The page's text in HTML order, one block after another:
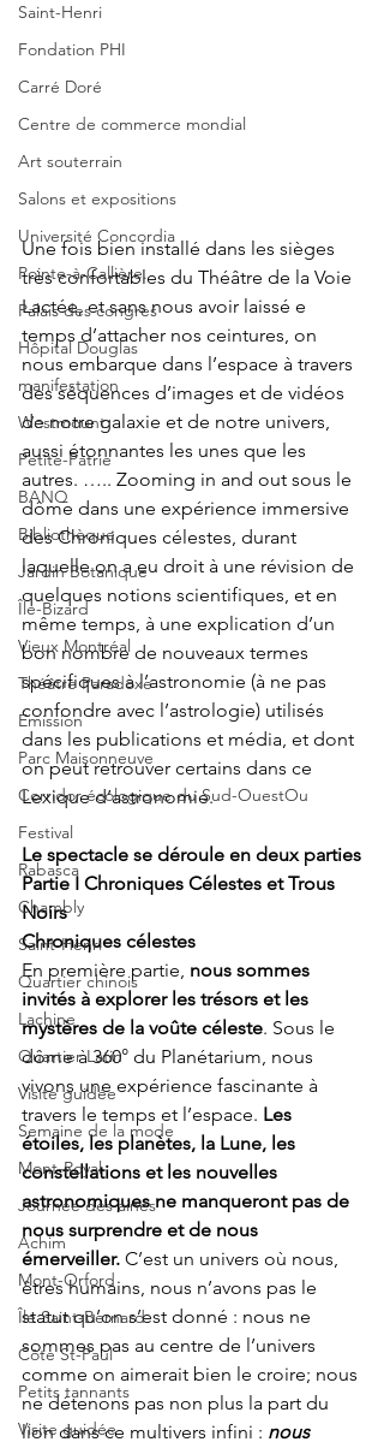
Saint-Henri
Fondation PHI
Carré Doré
Centre de commerce mondial
Art souterrain
Salons et expositions
Université Concordia
Pointe-à-Callière.
Palais des congrès
Hôpital Douglas
manifestation
Westmount
Petite-Patrie
BANQ
Bibliothèque
Jardin Botanique
Île-Bizard
Vieux Montréal
Théâtre Paradoxe
Émission
Parc Maisonneuve
Corridor écologique du Sud-OuestOu
Festival
Rabasca
Chambly
Saint-Henri
Quartier chinois
Lachine
Quartier Latin
Visite guidée
Semaine de la mode
Mont-Royal
Journée des ainés
Achim
Mont-Orford
Île Saint-Bernard
Côte St-Paul
Petits tannants
Visite guidée
Une fois bien installé dans les sièges
très confortables du Théâtre de la Voie
Lactée, et sans nous avoir laissé e
temps d’attacher nos ceintures, on
nous embarque dans l’espace à travers
des séquences d’images et de vidéos
de notre galaxie et de notre univers,
aussi étonnantes les unes que les
autres. ….. Zooming in and out sous le
dôme dans une expérience immersive
des Chroniques célestes, durant
laquelle on a eu droit à une révision de
quelques notions scientifiques, et en
même temps, à une explication d’un
bon nombre de nouveaux termes
spécifiques à l’astronomie (à ne pas
confondre avec l’astrologie) utilisés
dans les publications et média, et dont
on peut retrouver certains dans ce
Lexique d’astronomie.
Le spectacle se déroule en deux parties
Partie I Chroniques Célestes et Trous
Noirs
Chroniques célestes
En première partie, nous sommes
invités à explorer les trésors et les
mystères de la voûte céleste. Sous le
dôme à 360° du Planétarium, nous
vivons une expérience fascinante à
travers le temps et l’espace. Les
étoiles, les planètes, la Lune, les
constellations et les nouvelles
astronomiques ne manqueront pas de
nous surprendre et de nous
émerveiller. C’est un univers où nous,
êtres humains, nous n’avons pas le
statut qu’on s’est donné : nous ne
sommes pas au centre de l’univers
comme on aimerait bien le croire; nous
ne détenons pas non plus la part du
lion dans ce multivers infini : nous